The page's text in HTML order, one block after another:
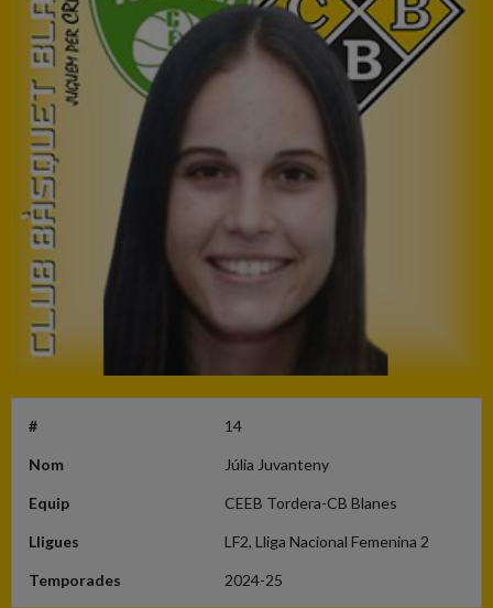
# 14
Nom Júlia Juvanteny
Equip CEEB Tordera-CB Blanes
Lligues LF2, Lliga Nacional Femenina 2
Temporades 2024-25